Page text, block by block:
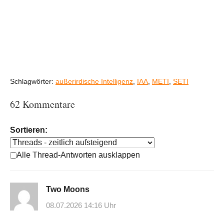
Schlagwörter: außerirdische Intelligenz IAA METI SETI
62 Kommentare
Sortieren:
Alle Thread-Antworten ausklappen
Two Moons
08.07.2026 14:16 Uhr